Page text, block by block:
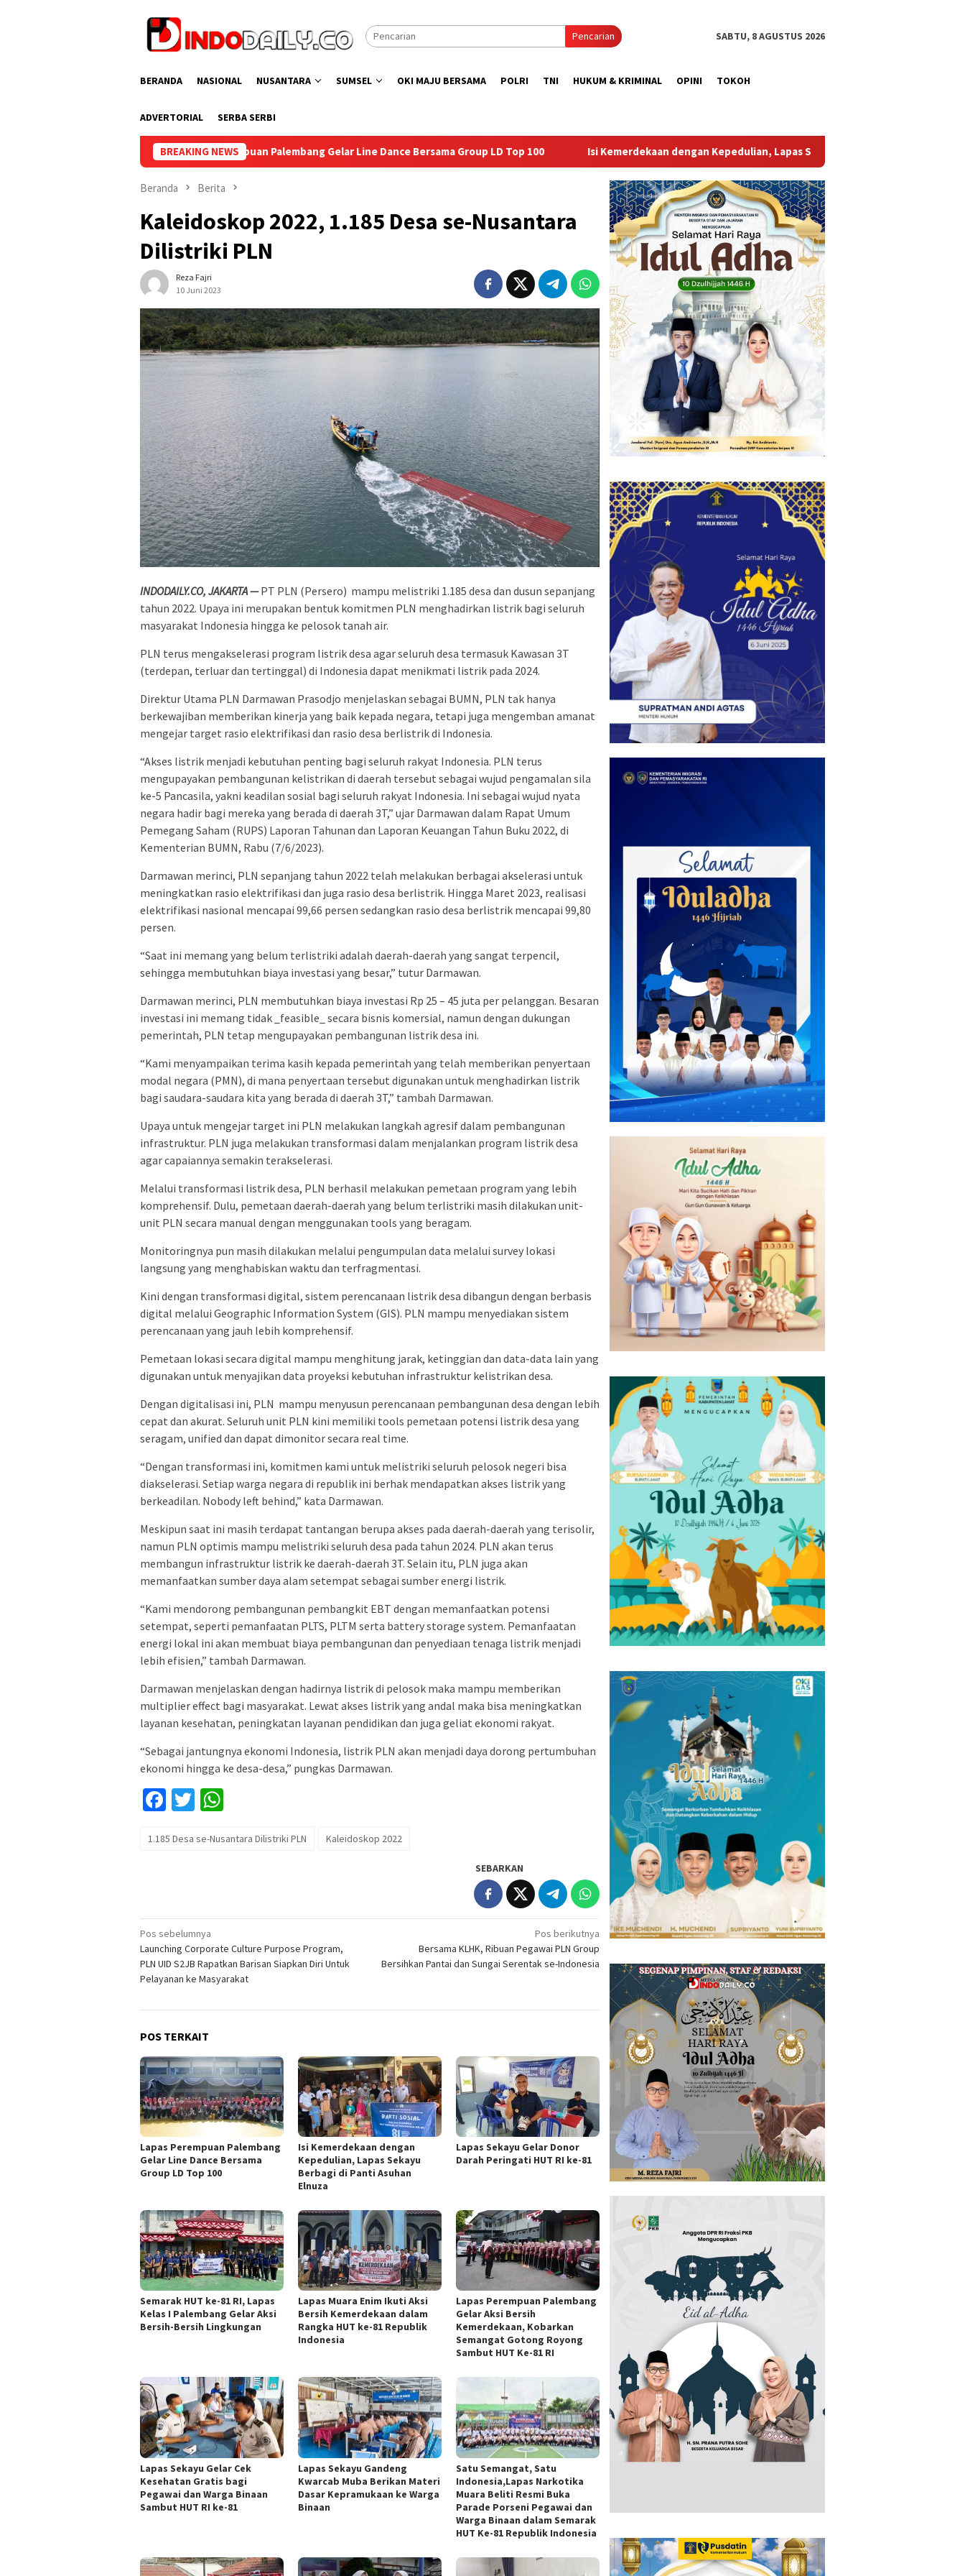
Pencarian SABTU, 8 AGUSTUS 2026
BERANDA NASIONAL NUSANTARA SUMSEL OKI MAJU BERSAMA POLRI TNI HUKUM & KRIMINAL OPINI TOKOH
ADVERTORIAL SERBA SERBI
BREAKING NEWS
Lapas Perempuan Palembang Gelar Line Dance Bersama Group LD Top 100 Isi Kemerdekaan dengan Kepedulian, Lapas Sekayu Berbagi di Panti Asuhan Elnuza
Beranda Berita
Kaleidoskop 2022, 1.185 Desa se-Nusantara
Dilistriki PLN
Reza Fajri
10 Juni 2023
INDODAILY.CO, JAKARTA — PT PLN (Persero) mampu melistriki 1.185 desa dan dusun sepanjang
tahun 2022. Upaya ini merupakan bentuk komitmen PLN menghadirkan listrik bagi seluruh
masyarakat Indonesia hingga ke pelosok tanah air.
PLN terus mengakselerasi program listrik desa agar seluruh desa termasuk Kawasan 3T
(terdepan, terluar dan tertinggal) di Indonesia dapat menikmati listrik pada 2024.
Direktur Utama PLN Darmawan Prasodjo menjelaskan sebagai BUMN, PLN tak hanya
berkewajiban memberikan kinerja yang baik kepada negara, tetapi juga mengemban amanat
mengejar target rasio elektrifikasi dan rasio desa berlistrik di Indonesia.
“Akses listrik menjadi kebutuhan penting bagi seluruh rakyat Indonesia. PLN terus
mengupayakan pembangunan kelistrikan di daerah tersebut sebagai wujud pengamalan sila
ke-5 Pancasila, yakni keadilan sosial bagi seluruh rakyat Indonesia. Ini sebagai wujud nyata
negara hadir bagi mereka yang berada di daerah 3T,” ujar Darmawan dalam Rapat Umum
Pemegang Saham (RUPS) Laporan Tahunan dan Laporan Keuangan Tahun Buku 2022, di
Kementerian BUMN, Rabu (7/6/2023).
Darmawan merinci, PLN sepanjang tahun 2022 telah melakukan berbagai akselerasi untuk
meningkatkan rasio elektrifikasi dan juga rasio desa berlistrik. Hingga Maret 2023, realisasi
elektrifikasi nasional mencapai 99,66 persen sedangkan rasio desa berlistrik mencapai 99,80
persen.
“Saat ini memang yang belum terlistriki adalah daerah-daerah yang sangat terpencil,
sehingga membutuhkan biaya investasi yang besar,” tutur Darmawan.
Darmawan merinci, PLN membutuhkan biaya investasi Rp 25 – 45 juta per pelanggan. Besaran
investasi ini memang tidak _feasible_ secara bisnis komersial, namun dengan dukungan
pemerintah, PLN tetap mengupayakan pembangunan listrik desa ini.
“Kami menyampaikan terima kasih kepada pemerintah yang telah memberikan penyertaan
modal negara (PMN), di mana penyertaan tersebut digunakan untuk menghadirkan listrik
bagi saudara-saudara kita yang berada di daerah 3T,” tambah Darmawan.
Upaya untuk mengejar target ini PLN melakukan langkah agresif dalam pembangunan
infrastruktur. PLN juga melakukan transformasi dalam menjalankan program listrik desa
agar capaiannya semakin terakselerasi.
Melalui transformasi listrik desa, PLN berhasil melakukan pemetaan program yang lebih
komprehensif. Dulu, pemetaan daerah-daerah yang belum terlistriki masih dilakukan unit-
unit PLN secara manual dengan menggunakan tools yang beragam.
Monitoringnya pun masih dilakukan melalui pengumpulan data melalui survey lokasi
langsung yang menghabiskan waktu dan terfragmentasi.
Kini dengan transformasi digital, sistem perencanaan listrik desa dibangun dengan berbasis
digital melalui Geographic Information System (GIS). PLN mampu menyediakan sistem
perencanaan yang jauh lebih komprehensif.
Pemetaan lokasi secara digital mampu menghitung jarak, ketinggian dan data-data lain yang
digunakan untuk menyajikan data proyeksi kebutuhan infrastruktur kelistrikan desa.
Dengan digitalisasi ini, PLN mampu menyusun perencanaan pembangunan desa dengan lebih
cepat dan akurat. Seluruh unit PLN kini memiliki tools pemetaan potensi listrik desa yang
seragam, unified dan dapat dimonitor secara real time.
“Dengan transformasi ini, komitmen kami untuk melistriki seluruh pelosok negeri bisa
diakselerasi. Setiap warga negara di republik ini berhak mendapatkan akses listrik yang
berkeadilan. Nobody left behind,” kata Darmawan.
Meskipun saat ini masih terdapat tantangan berupa akses pada daerah-daerah yang terisolir,
namun PLN optimis mampu melistriki seluruh desa pada tahun 2024. PLN akan terus
membangun infrastruktur listrik ke daerah-daerah 3T. Selain itu, PLN juga akan
memanfaatkan sumber daya alam setempat sebagai sumber energi listrik.
“Kami mendorong pembangunan pembangkit EBT dengan memanfaatkan potensi
setempat, seperti pemanfaatan PLTS, PLTM serta battery storage system. Pemanfaatan
energi lokal ini akan membuat biaya pembangunan dan penyediaan tenaga listrik menjadi
lebih efisien,” tambah Darmawan.
Darmawan menjelaskan dengan hadirnya listrik di pelosok maka mampu memberikan
multiplier effect bagi masyarakat. Lewat akses listrik yang andal maka bisa meningkatkan
layanan kesehatan, peningkatan layanan pendidikan dan juga geliat ekonomi rakyat.
“Sebagai jantungnya ekonomi Indonesia, listrik PLN akan menjadi daya dorong pertumbuhan
ekonomi hingga ke desa-desa,” pungkas Darmawan.
Facebook
Twitter
1.185 Desa se-Nusantara Dilistriki PLN Kaleidoskop 2022
SEBARKAN
Navigasi
pos
Pos sebelumnya
Launching Corporate Culture Purpose Program,
PLN UID S2JB Rapatkan Barisan Siapkan Diri Untuk
Pelayanan ke Masyarakat
Pos berikutnya
Bersama KLHK, Ribuan Pegawai PLN Group
Bersihkan Pantai dan Sungai Serentak se-Indonesia
POS TERKAIT
Lapas Perempuan Palembang
Gelar Line Dance Bersama
Group LD Top 100
Isi Kemerdekaan dengan
Kepedulian, Lapas Sekayu
Berbagi di Panti Asuhan
Elnuza
Lapas Sekayu Gelar Donor
Darah Peringati HUT RI ke-81
Semarak HUT ke-81 RI, Lapas
Kelas I Palembang Gelar Aksi
Bersih-Bersih Lingkungan
Lapas Muara Enim Ikuti Aksi
Bersih Kemerdekaan dalam
Rangka HUT ke-81 Republik
Indonesia
Lapas Perempuan Palembang
Gelar Aksi Bersih
Kemerdekaan, Kobarkan
Semangat Gotong Royong
Sambut HUT Ke-81 RI
Lapas Sekayu Gelar Cek
Kesehatan Gratis bagi
Pegawai dan Warga Binaan
Sambut HUT RI ke-81
Lapas Sekayu Gandeng
Kwarcab Muba Berikan Materi
Dasar Kepramukaan ke Warga
Binaan
Satu Semangat, Satu
Indonesia,Lapas Narkotika
Muara Beliti Resmi Buka
Parade Porseni Pegawai dan
Warga Binaan dalam Semarak
HUT Ke-81 Republik Indonesia